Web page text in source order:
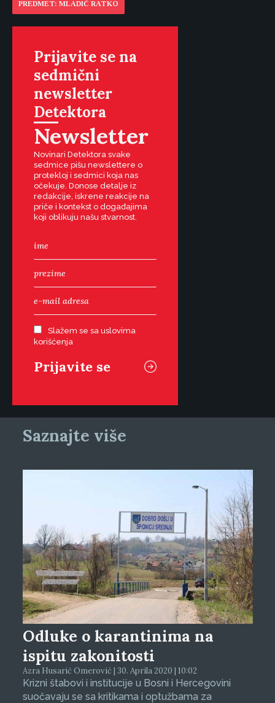
PREDMET: MLADIĆ RATKO
Prijavite se na
sedmični
newsletter
Detektora
Newsletter
Novinari Detektora svake
sedmice pišu newslettere o
protekloj i sedmici koja nas
očekuje. Donose detalje iz
redakcije, iskrene reakcije na
priče i kontekst o događajima
koji oblikuju našu stvarnost.
Slažem se sa uslovima
korišćenja
Saznajte više
Odluke o karantinima na
ispitu zakonitosti
Azra Husarić Omerović | 30. Aprila 2020 | 10:02
Krizni štabovi i institucije u Bosni i Hercegovini
suočavaju se sa kritikama i optužbama za